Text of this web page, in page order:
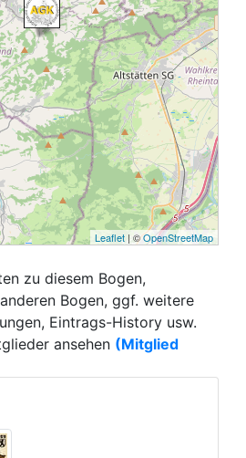
Leaflet | ©OpenStreetMap
zu diesem Bogen,
Bogen, ggf. weitere
Eintrags-History usw.
ansehen (Mitglied